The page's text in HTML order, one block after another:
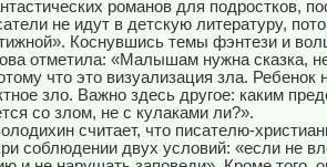
романов для подростков,
не идут в детскую литературу,
Коснувшись темы фэнтези и
отметила: «Малышам нужна сказка,
что это визуализация зла. Ребенок
зло. Важно здесь другое: каким
со злом, не с кулаками ли?».
считает, что писателю-
соблюдении двух условий: «если не